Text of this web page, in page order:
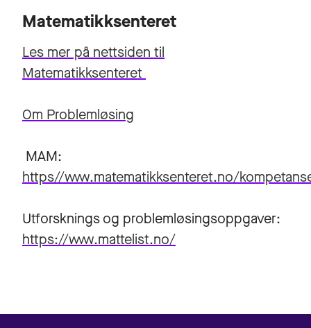
Matematikksenteret
Les mer på nettsiden til
Matematikksenteret
Om Problemløsing
MAM:
https//www.matematikksenteret.no/
Utforsknings og problemløsingsoppgaver:
https://www.mattelist.no/